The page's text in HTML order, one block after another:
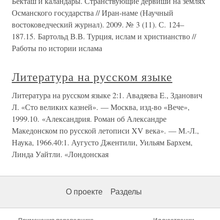
Османского государства // Иран-наме (Научный
востоковедческий журнал). 2009. № 3 (11). С. 124–
187.15. Бартольд В.В. Турция, ислам и христианство //
Работы по истории ислама
Литература на русском языке
Литература на русском языке 2:1. Авадяева E., Зданович
Л. «Сто великих казней». — Москва, изд-во «Вече»,
1999.10. «Александрия. Роман об Александре
Македонском по русской летописи XV века». — М.-Л.,
Наука, 1966.40:1. Аугусто Джентили, Уильям Бархем,
Линда Уайтли. «Лондонская
О проекте Разделы